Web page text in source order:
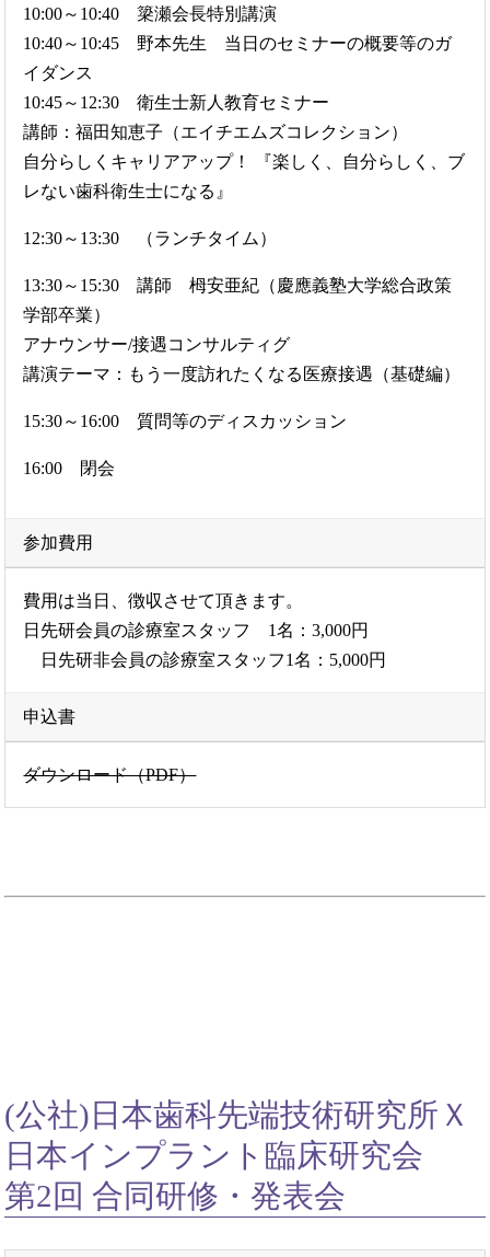
10:00～10:40 簗瀬会長特別講演
10:40～10:45 野本先生 当日のセミナーの概要等のガ
イダンス
10:45～12:30 衛生士新人教育セミナー
講師：福田知恵子（エイチエムズコレクション）
自分らしくキャリアアップ！ 『楽しく、自分らしく、ブ
レない歯科衛生士になる』
12:30～13:30 （ランチタイム）
13:30～15:30 講師 栂安亜紀（慶應義塾大学総合政策
学部卒業）
アナウンサー/接遇コンサルティグ
講演テーマ：もう一度訪れたくなる医療接遇（基礎編）
15:30～16:00 質問等のディスカッション
16:00 閉会
参加費用
費用は当日、徴収させて頂きます。
日先研会員の診療室スタッフ 1名：3,000円
日先研非会員の診療室スタッフ1名：5,000円
申込書
ダウンロード（PDF）
(公社)日本歯科先端技術研究所Ｘ
日本インプラント臨床研究会
第2回 合同研修・発表会